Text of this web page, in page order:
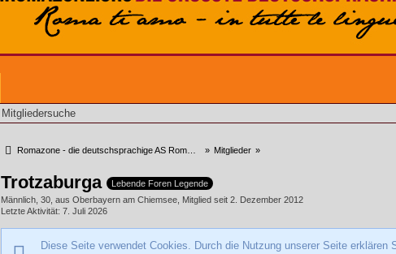
Mitgliedersuche
Romazone - die deutschsprachige AS Roma Community » Mitglieder »
Trotzaburga
Lebende Foren Legende
Männlich 30 aus Oberbayern am Chiemsee Mitglied seit 2. Dezember 2012
Letzte Aktivität 7. Juli 2026
Diese Seite verwendet Cookies. Durch die Nutzung unserer Seite